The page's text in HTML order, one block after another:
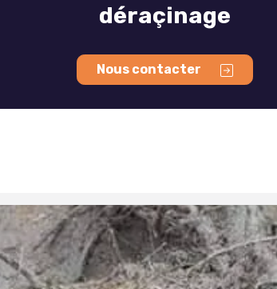
déraçinage
Nous contacter